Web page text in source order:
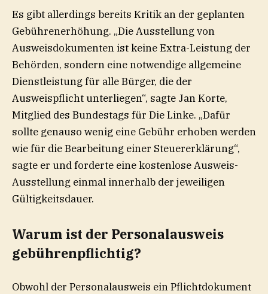
Es gibt allerdings bereits Kritik an der geplanten
Gebührenerhöhung. „Die Ausstellung von
Ausweisdokumenten ist keine Extra-Leistung der
Behörden, sondern eine notwendige allgemeine
Dienstleistung für alle Bürger, die der
Ausweispflicht unterliegen“, sagte Jan Korte,
Mitglied des Bundestags für Die Linke. „Dafür
sollte genauso wenig eine Gebühr erhoben werden
wie für die Bearbeitung einer Steuererklärung“,
sagte er und forderte eine kostenlose Ausweis-
Ausstellung einmal innerhalb der jeweiligen
Gültigkeitsdauer.
Warum ist der Personalausweis
gebührenpflichtig?
Obwohl der Personalausweis ein Pflichtdokument